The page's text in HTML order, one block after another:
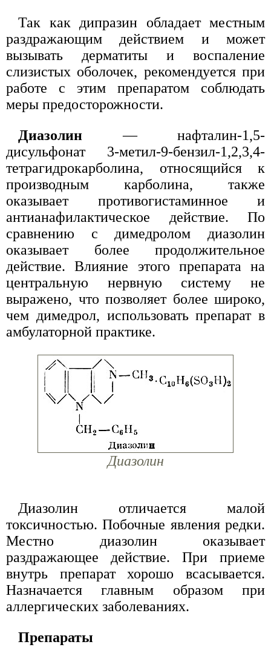
Так как дипразин обладает местным
раздражающим действием и может
вызывать дерматиты и воспаление
слизистых оболочек, рекомендуется при
работе с этим препаратом соблюдать
меры предосторожности.
Диазолин — нафталин-1,5-
дисульфонат 3-метил-9-бензил-1,2,3,4-
тетрагидрокарболина, относящийся к
производным карболина, также
оказывает противогистаминное и
антианафилактическое действие. По
сравнению с димедролом диазолин
оказывает более продолжительное
действие. Влияние этого препарата на
центральную нервную систему не
выражено, что позволяет более широко,
чем димедрол, использовать препарат в
амбулаторной практике.
Диазолин
Диазолин отличается малой
токсичностью. Побочные явления редки.
Местно диазолин оказывает
раздражающее действие. При приеме
внутрь препарат хорошо всасывается.
Назначается главным образом при
аллергических заболеваниях.
Препараты